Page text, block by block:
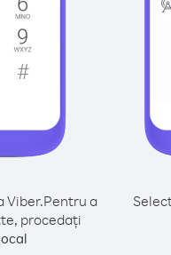
Viber.Pentru a
procedați